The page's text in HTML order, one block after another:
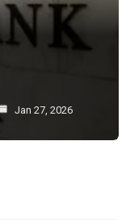
Jan 27, 2026